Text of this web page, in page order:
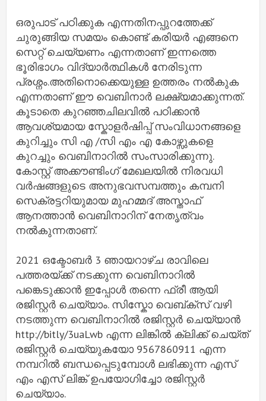
ഒരുപാട് പഠിക്കുക എന്നതിനപ്പുറത്തേക്ക്
ചുരുങ്ങിയ സമയം കൊണ്ട് കരിയർ എങ്ങനെ
സെറ്റ് ചെയ്യണം എന്നതാണ് ഇന്നത്തെ
ഭൂരിഭാഗം വിദ്യാർത്ഥികൾ നേരിടുന്ന
പ്രശ്നം.അതിനൊക്കെയുള്ള ഉത്തരം നൽകുക
എന്നതാണ് ഈ വെബിനാർ ലക്ഷ്യമാക്കുന്നത്.
കൂടാതെ കുറഞ്ഞചിലവിൽ പഠിക്കാൻ
ആവശ്യമായ സ്കോളർഷിപ്പ് സംവിധാനങ്ങളെ
കുറിച്ചും സി എ /സി എം എ കോഴ്സുകളെ
കുറച്ചും വെബിനാറിൽ സംസാരിക്കുന്നു.
കോസ്റ്റ് അക്കൗണ്ടിംഗ് മേഖലയിൽ നിരവധി
വർഷങ്ങളുടെ അനുഭവസമ്പത്തും കമ്പനി
സെക്രട്ടറിയുമായ മുഹമ്മദ് അസ്താഫ്
ആനത്താൻ വെബിനാറിന് നേതൃത്വം
നൽകുന്നതാണ്.
2021 ഒക്ടോബർ 3 ഞായറാഴ്ച രാവിലെ
പത്തരയ്ക്ക് നടക്കുന്ന വെബിനാറിൽ
പങ്കെടുക്കാൻ ഇപ്പോൾ തന്നെ ഫ്രീ ആയി
രജിസ്റ്റർ ചെയ്യാം. സിസ്കോ വെബ്ക്സ് വഴി
നടത്തുന്ന വെബിനാറിൽ രജിസ്റ്റർ ചെയ്യാൻ
http://bitly/3uaLwb എന്ന ലിങ്കിൽ ക്ലിക്ക് ചെയ്ത്
രജിസ്റ്റർ ചെയ്യുകയോ 9567860911 എന്ന
നമ്പറിൽ ബന്ധപ്പെടുമ്പോൾ ലഭിക്കുന്ന എസ്
എം എസ് ലിങ്ക് ഉപയോഗിച്ചോ രജിസ്റ്റർ
ചെയ്യാം.